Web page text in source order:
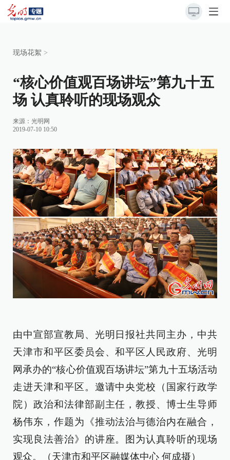
现场花絮 >
“核心价值观百场讲坛”第九十五
场 认真聆听的现场观众
来源： 光明网
2019-07-10 10:50
由中宣部宣教局、光明日报社共同主办， 中共
天津市和平区委员会、和平区人民政府、光明
网承办的“核心价值观百场讲坛”第九十五场活动
走进天津和平区。邀请中央党校（国家行政学
院）政治和法律部副主任，教授、博士生导师
杨伟东，作题为《推动法治与德治内在融合，
实现良法善治》的讲座。图为认真聆听的现场
观众。（天津市和平区融媒体中心 何成摄）